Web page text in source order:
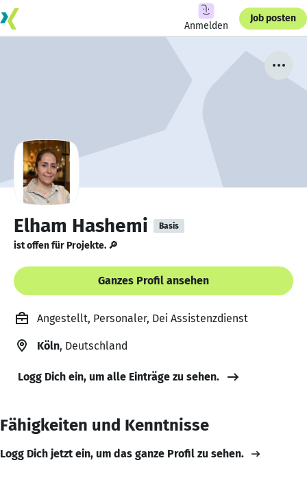
Anmelden
Job posten
Elham Hashemi Basis
ist offen für Projekte. 🔎
Ganzes Profil ansehen
Angestellt, Personaler, Dei Assistenzdienst
Köln, Deutschland
Logg Dich ein, um alle Einträge zu sehen.
Fähigkeiten und Kenntnisse
Logg Dich jetzt ein, um das ganze Profil zu sehen.